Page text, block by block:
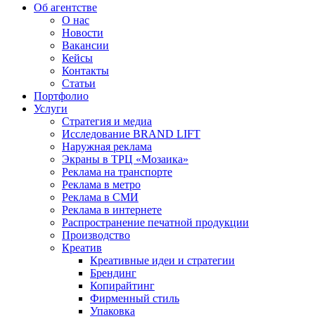
Об агентстве
О нас
Новости
Вакансии
Кейсы
Контакты
Статьи
Портфолио
Услуги
Стратегия и медиа
Исследование BRAND LIFT
Наружная реклама
Экраны в ТРЦ «Мозаика»
Реклама на транспорте
Реклама в метро
Реклама в СМИ
Реклама в интернете
Распространение печатной продукции
Производство
Креатив
Креативные идеи и стратегии
Брендинг
Копирайтинг
Фирменный стиль
Упаковка